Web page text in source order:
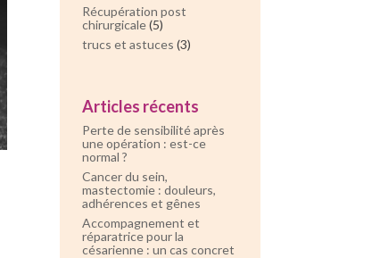
Récupération post
chirurgicale(5)
trucs et astuces (3)
Articles récents
Perte de sensibilité après
une opération : est-ce
normal ?
Cancer du sein,
mastectomie : douleurs,
adhérences et gênes
Accompagnement et
réparatrice pour la
césarienne : un cas concret